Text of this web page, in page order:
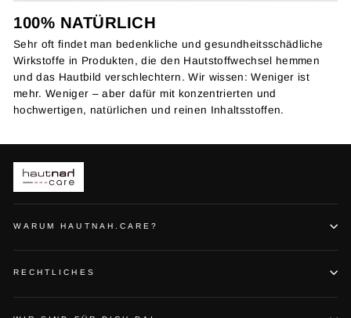
100% NATÜRLICH
Sehr oft findet man bedenkliche und gesundheitsschädliche
Wirkstoffe in Produkten, die den Hautstoffwechsel hemmen
und das Hautbild verschlechtern. Wir wissen: Weniger ist
mehr. Weniger – aber dafür mit konzentrierten und
hochwertigen, natürlichen und reinen Inhaltsstoffen.
WARUM HAUTNAH.CARE?
RECHTLICHES